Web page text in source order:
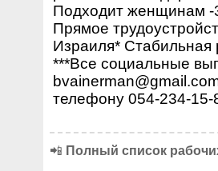
Подходит женщинам -
Прямое
Израиля* Стабильная
***Все социальные
телефону 054-234-15-
📲 Полный список